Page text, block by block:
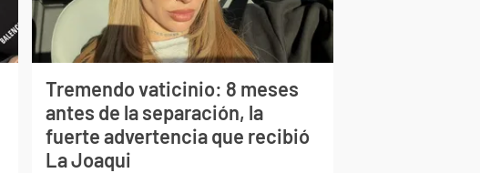
Tremendo vaticinio: 8 meses
antes de la separación, la
fuerte advertencia que recibió
La Joaqui